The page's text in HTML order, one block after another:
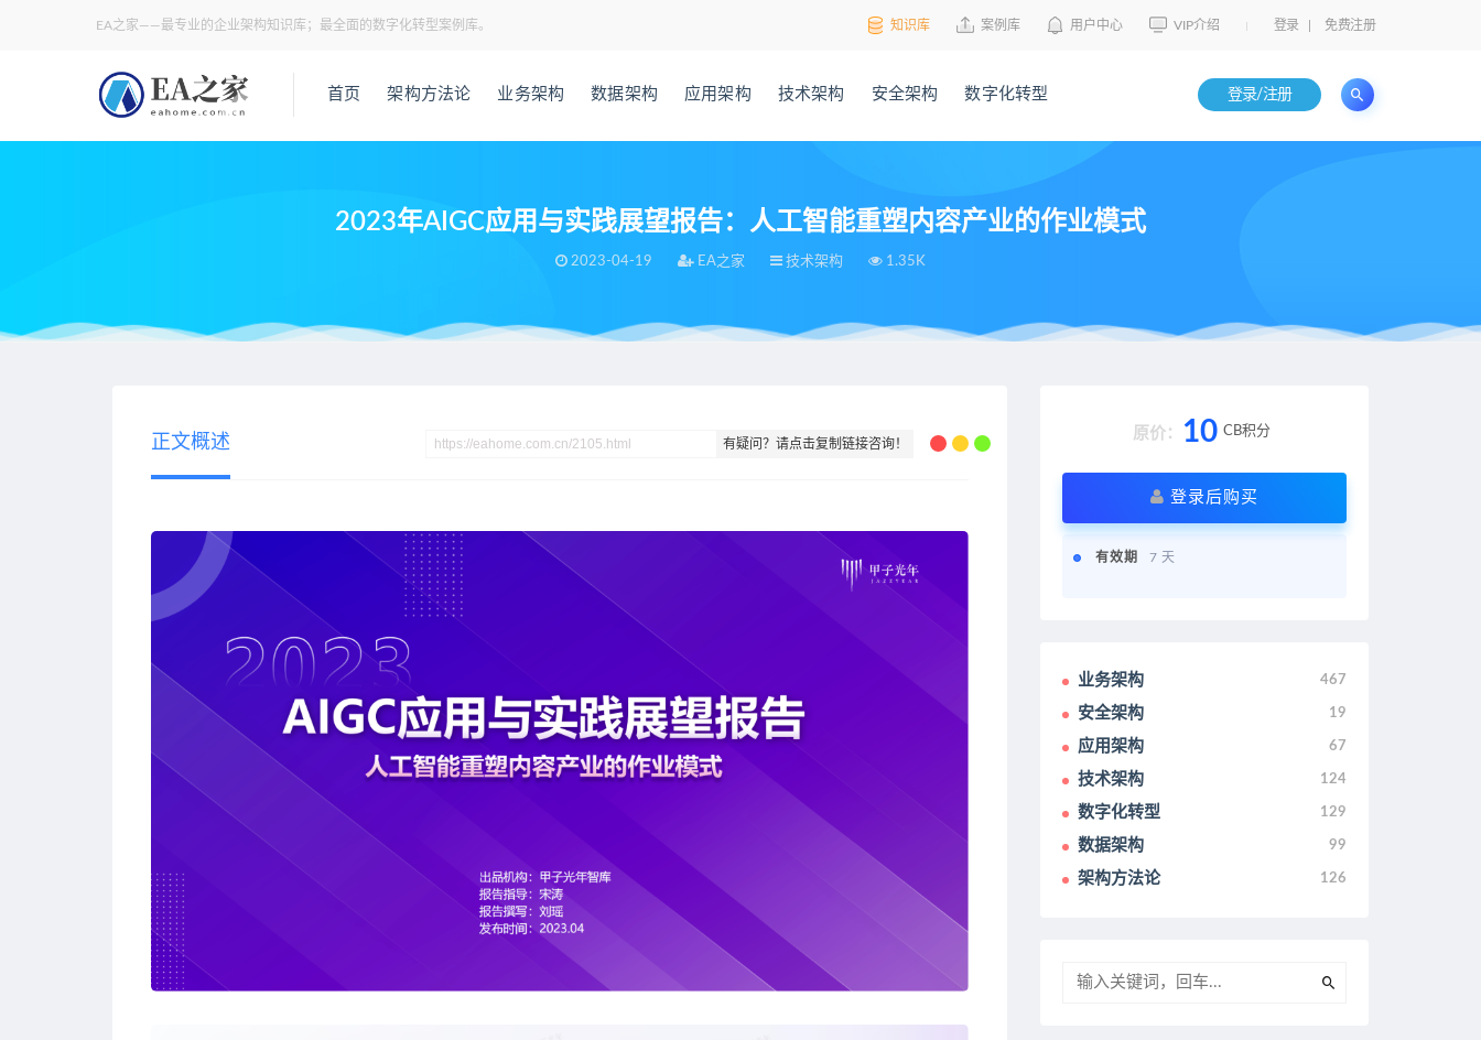
EA之家——最专业的企业架构知识库；最全面的数字化转型案例库。 知识库 案例库 用户中心 VIP介绍 登录 免费注册
首页 架构方法论 业务架构 数据架构 应用架构 技术架构 安全架构 数字化转型 登录/注册
2023年AIGC应用与实践展望报告：人工智能重塑内容产业的作业模式
2023-04-19 EA之家 技术架构 1.35K
当前位置： 技术架构 >2023年AIGC应用与实践展望报告：人工智能重塑内容产业的作业模式
有疑问？请点击复制链接咨询！
正文概述 原价： 10 CB积分
登录后购买
有效期 7 天
业务架构 467
安全架构 19
应用架构 67
技术架构 124
数字化转型 129
数据架构 99
架构方法论 126